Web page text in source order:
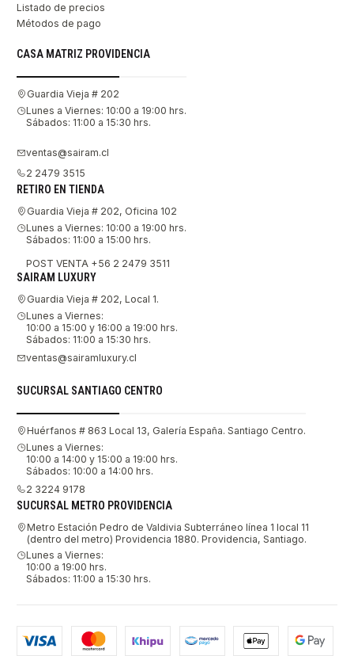
Listado de precios
Métodos de pago
CASA MATRIZ PROVIDENCIA
Guardia Vieja # 202
Lunes a Viernes: 10:00 a 19:00 hrs.
Sábados: 11:00 a 15:30 hrs.
ventas@sairam.cl
2 2479 3515
RETIRO EN TIENDA
Guardia Vieja # 202, Oficina 102
Lunes a Viernes: 10:00 a 19:00 hrs.
Sábados: 11:00 a 15:00 hrs.
POST VENTA +56 2 2479 3511
SAIRAM LUXURY
Guardia Vieja # 202, Local 1.
Lunes a Viernes:
10:00 a 15:00 y 16:00 a 19:00 hrs.
Sábados: 11:00 a 15:30 hrs.
ventas@sairamluxury.cl
SUCURSAL SANTIAGO CENTRO
Huérfanos # 863 Local 13, Galería España. Santiago Centro.
Lunes a Viernes:
10:00 a 14:00 y 15:00 a 19:00 hrs.
Sábados: 10:00 a 14:00 hrs.
2 3224 9178
SUCURSAL METRO PROVIDENCIA
Metro Estación Pedro de Valdivia Subterráneo línea 1 local 11
(dentro del metro) Providencia 1880. Providencia, Santiago.
Lunes a Viernes:
10:00 a 19:00 hrs.
Sábados: 11:00 a 15:30 hrs.